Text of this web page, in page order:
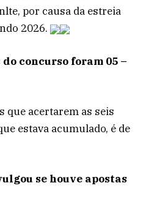
por causa da estreia
2026.
concurso foram 05 –
que acertarem as seis
estava acumulado, é de
se houve apostas